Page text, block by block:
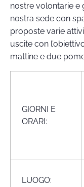
nostre volontarie e
nostra sede con
proposte varie
uscite con
mattine e due
GIORNI E
ORARI:
LUOGO: